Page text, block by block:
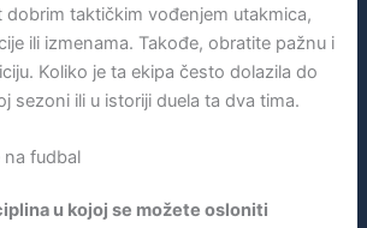
dobrim taktičkim vođenjem utakmica,
ili izmenama. Takođe, obratite pažnu i
Koliko je ta ekipa često dolazila do
sezoni ili u istoriji duela ta dva tima.
na fudbal
u kojoj se možete osloniti